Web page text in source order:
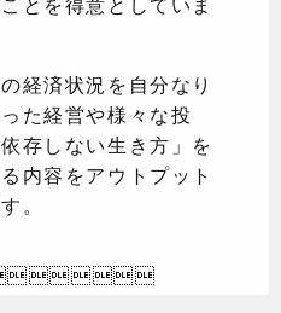
経済状況を自分なり
た経営や様々な投
存しない生き方」を
内容をアウトプット
。